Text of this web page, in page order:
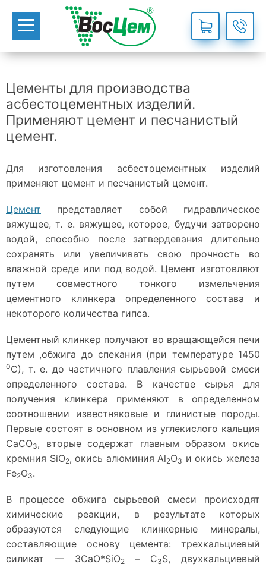
Цементы для производства
асбестоцементных изделий.
Применяют цемент и песчанистый
цемент.
Для изготовления асбестоцементных изделий
применяют цемент и песчанистый цемент.
Цемент представляет собой гидравлическое
вяжущее, т. е. вяжущее, которое, будучи затворено
водой, способно после затвердевания длительно
сохранять или увеличивать свою прочность во
влажной среде или под водой. Цемент изготовляют
путем совместного тонкого измельчения
цементного клинкера определенного состава и
некоторого количества гипса.
Цементный клинкер получают во вращающейся печи
путем ,обжига до спекания (при температуре 1450
0С), т. е. до частичного плавления сырьевой смеси
определенного состава. В качестве сырья для
получения клинкера применяют в определенном
соотношении известняковые и глинистые породы.
Первые состоят в основном из углекислого кальция
СаСО3, вторые содержат главным образом окись
кремния SiO2, окись алюминия Аl2О3 и окись железа
Fе2O3.
В процессе обжига сырьевой смеси происходят
химические реакции, в результате которых
образуются следующие клинкерные минералы,
составляющие основу цемента: трехкальциевый
силикат — 3СаО*SiO2– С3S, двухкальциевый